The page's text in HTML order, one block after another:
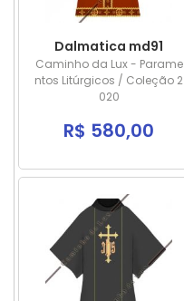
Dalmatica md91
Caminho da Lux - Parame
ntos Litúrgicos / Coleção 2
020
R$ 580,00